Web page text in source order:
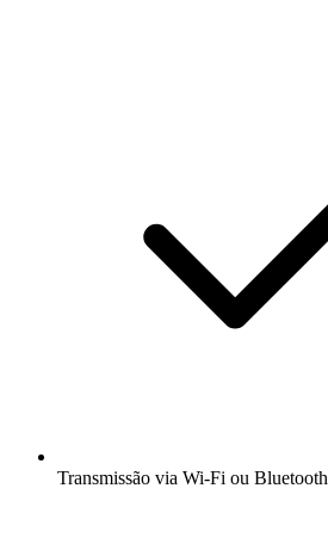
Transmissão via Wi-Fi ou Bluetooth